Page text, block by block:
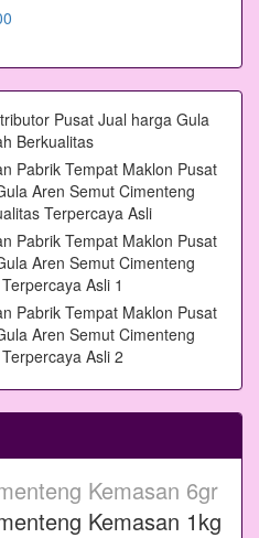
Kemasan 6gr
Kemasan 1kg